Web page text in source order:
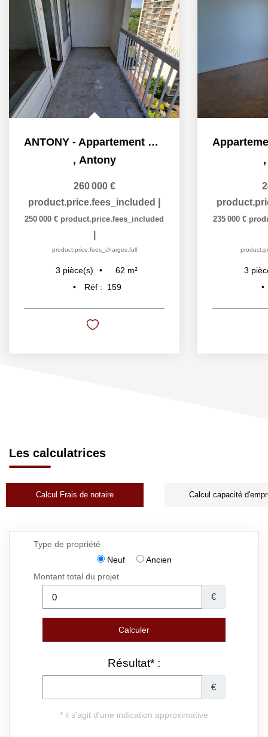
ANTONY - Appartement F3 62 m2 + 2 balcons + 2 places de...
, Antony
260 000 €
product.price.fees_included
250 000 € product.price.fees_included
product.price.fees_charges.full
3 pièce(s) 62 m²
Réf :
159
235 000 €
3
Les calculatrices
Calcul Frais de notaire Calcul capacité